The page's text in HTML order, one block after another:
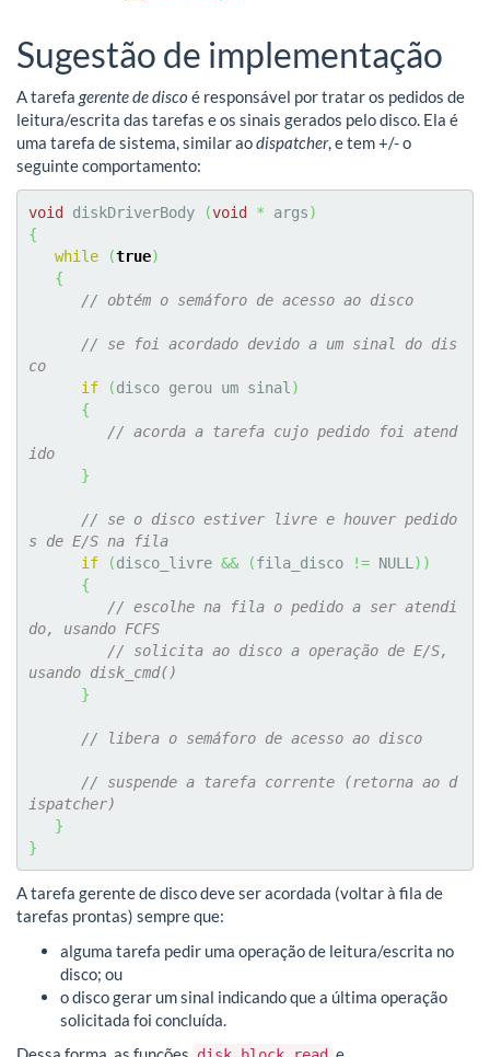
Sugestão de implementação
A tarefa gerente de disco é responsável por tratar os pedidos de
leitura/escrita das tarefas e os sinais gerados pelo disco. Ela é
uma tarefa de sistema, similar aodispatcher, e tem +/- o
seguinte comportamento:
void diskDriverBody (void * args)
{
while
(true)
{
// obtém o semáforo de acesso ao disco
// se foi acordado devido a um sinal do dis
co
if
(disco gerou um sinal )
{
// acorda a tarefa cujo pedido foi atend
ido
}
// se o disco estiver livre e houver pedido
s de E/S na fila
if
(disco_livre && (fila_disco != NULL ) )
{
// escolhe na fila o pedido a ser atendi
do, usando FCFS
// solicita ao disco a operação de E/S,
usando disk_cmd()
}
// libera o semáforo de acesso ao disco
// suspende a tarefa corrente (retorna ao d
ispatcher)
}
}
A tarefa gerente de disco deve ser acordada (voltar à fila de
tarefas prontas) sempre que:
alguma tarefa pedir uma operação de leitura/escrita no
disco; ou
o disco gerar um sinal indicando que a última operação
solicitada foi concluída.